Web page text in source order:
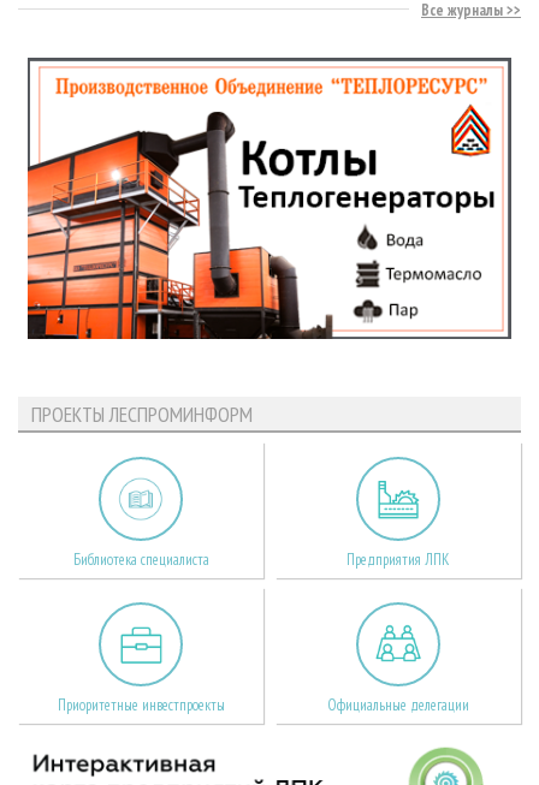
Все журналы
ПРОЕКТЫ ЛЕСПРОМИНФОРМ
Библиотека специалиста Предприятия ЛПК
Приоритетные инвестпроекты Официальные делегации